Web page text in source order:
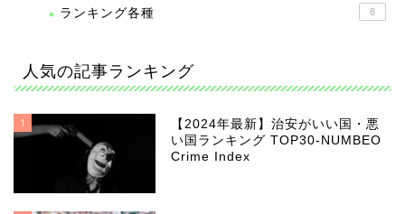
ランキング各種 8
人気の記事ランキング
1
【2024年最新】治安がいい国・悪
い国ランキング TOP30-NUMBEO
Crime Index